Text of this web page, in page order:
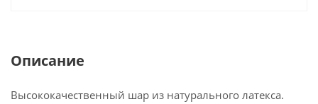
Описание
Высококачественный шар из натурального латекса.